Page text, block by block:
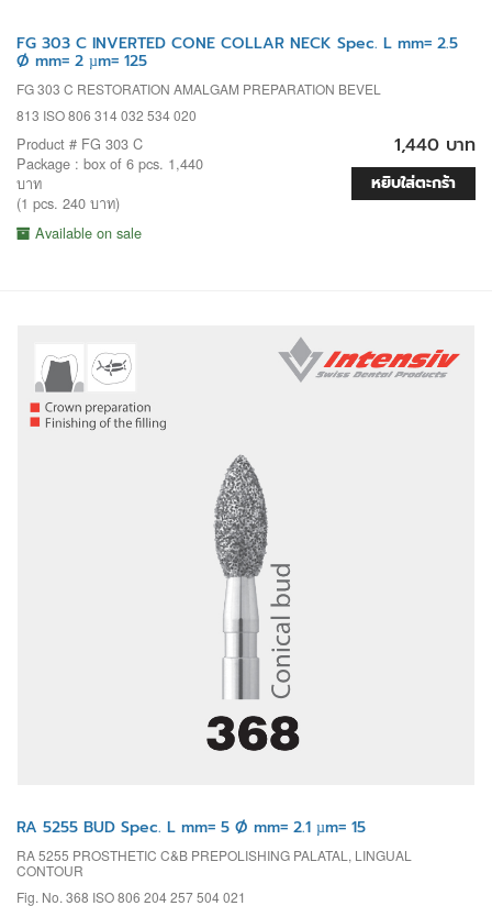
FG 303 C INVERTED CONE COLLAR NECK Spec. L mm= 2.5
Ø mm= 2 µm= 125
FG 303 C RESTORATION AMALGAM PREPARATION BEVEL
813 ISO 806 314 032 534 020
Product # FG 303 C
Package : box of 6 pcs. 1,440
บาท
(1 pcs. 240 บาท)
Available on sale
1,440 บาท
หยิบใส่ตะกร้า
RA 5255 BUD Spec. L mm= 5 Ø mm= 2.1 µm= 15
RA 5255 PROSTHETIC C&B PREPOLISHING PALATAL, LINGUAL
CONTOUR
Fig. No. 368 ISO 806 204 257 504 021